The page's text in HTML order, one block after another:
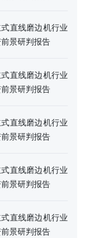
直线磨边机行业
景研判报告
直线磨边机行业
景研判报告
直线磨边机行业
景研判报告
直线磨边机行业
景研判报告
直线磨边机行业
景研判报告